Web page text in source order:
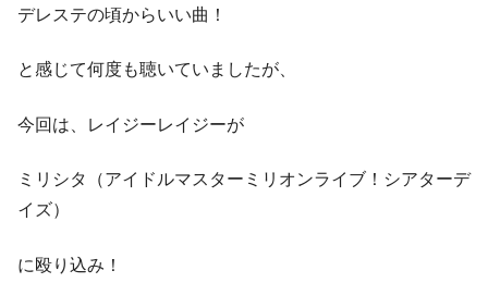
デレステの頃からいい曲！
と感じて何度も聴いていましたが、
今回は、レイジーレイジーが
ミリシタ（アイドルマスターミリオンライブ！シアターデ
イズ）
に殴り込み！